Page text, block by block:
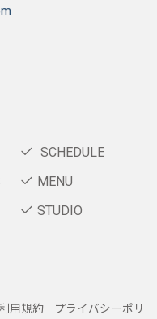
SCHEDULE
MENU
STUDIO
用規約 プライバシーポリ